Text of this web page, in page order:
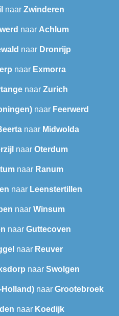
naar Zwinderen
naar Achlum
naar Dronrijp
naar Exmorra
naar Zurich
naar Feerwerd
naar Midwolda
naar Oterdum
naar Ranum
naar Leenstertillen‎
naar Winsum
naar Guttecoven
naar Reuver
naar Swolgen
Holland) naar Grootebroek
naar Koedijk